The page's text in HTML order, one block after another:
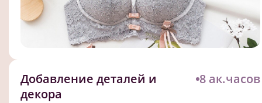
Добавление деталей и
декора
8 ак.часов